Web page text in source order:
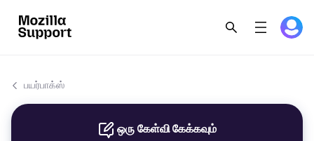
பயர்பாக்ஸ்
ஒரு கேள்வி கேக்கவும்